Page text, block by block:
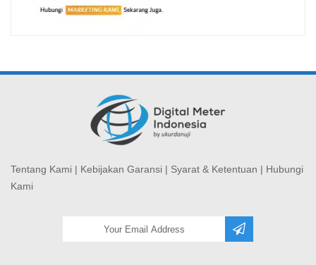
Tentang Kami | Kebijakan Garansi | Syarat & Ketentuan | Hubungi
Kami